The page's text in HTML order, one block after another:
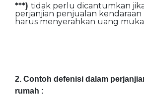
***) tidak perlu dicantumkan
perjanjian penjualan
harus menyerahkan uang
2. Contoh defenisi dalam
rumah :